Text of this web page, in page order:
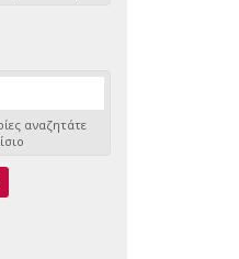
αναζητάτε